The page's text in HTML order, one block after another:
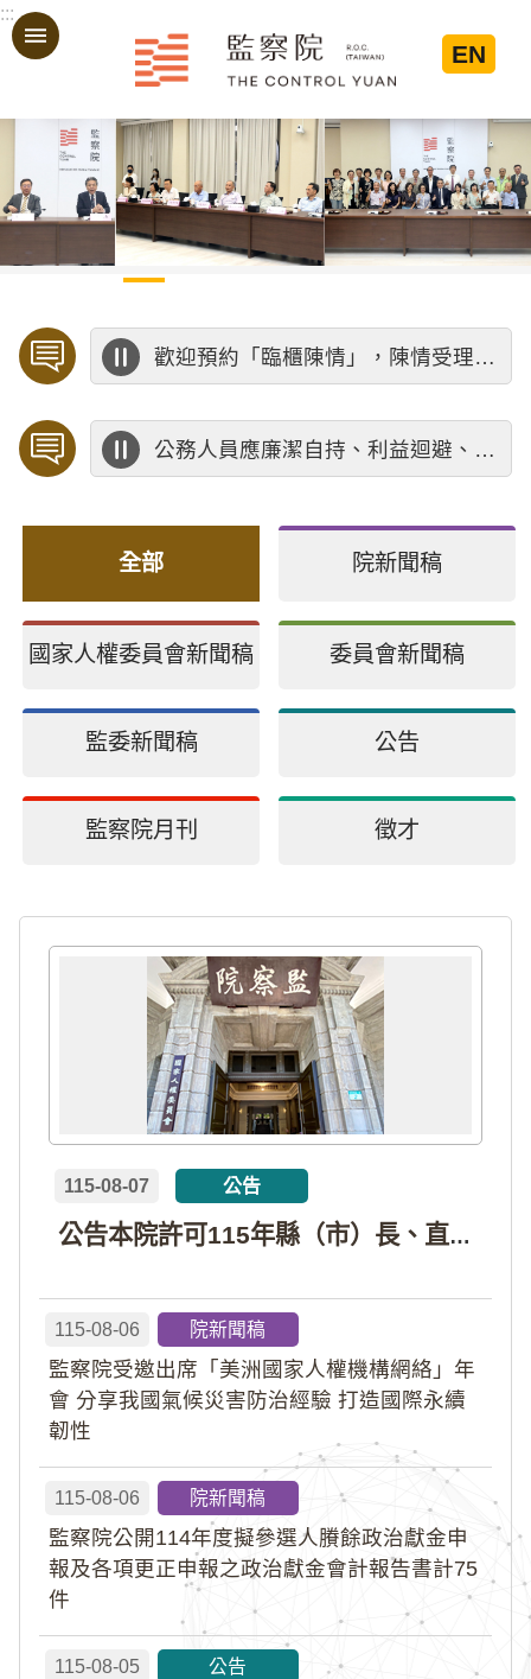
跳到主要內容區塊
:::
EN
歡迎預約「臨櫃陳情」，陳情受理中心將優先排定人員與您接談，釐清案情爭點後收案處理，以節省您的寶貴時間。
公務人員應廉潔自持、利益迴避、依法公正執行公務～考試院公務人員保障暨培訓委員會～
全部 院新聞稿
國家人權委員會新聞稿 委員會新聞稿
監委新聞稿 公告
監察院月刊 徵才
公告本院許可115年縣（市）長、直轄市議員、縣（市）議員擬參選人開立政治獻金專戶共計4戶。各專戶得收受政治獻金期間為自專戶許可設立日起至115年11月27日止，專戶名冊詳如附件。
115-08-07 公告
115-08-06 院新聞稿
監察院受邀出席「美洲國家人權機構網絡」年
會 分享我國氣候災害防治經驗 打造國際永續
韌性
115-08-06 院新聞稿
監察院公開114年度擬參選人賸餘政治獻金申
報及各項更正申報之政治獻金會計報告書計75
件
115-08-05 公告